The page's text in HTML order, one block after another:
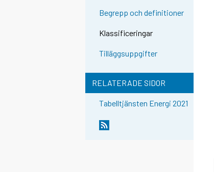
Begrepp och definitioner
Klassificeringar
Tilläggsuppgifter
RELATERADE SIDOR
Tabelltjänsten Energi 2021